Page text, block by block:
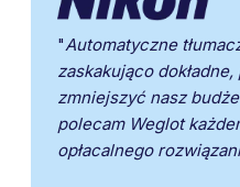
"Automatyczne
zaskakująco
zmniejszyć nasz
polecam Weglot
opłacalnego